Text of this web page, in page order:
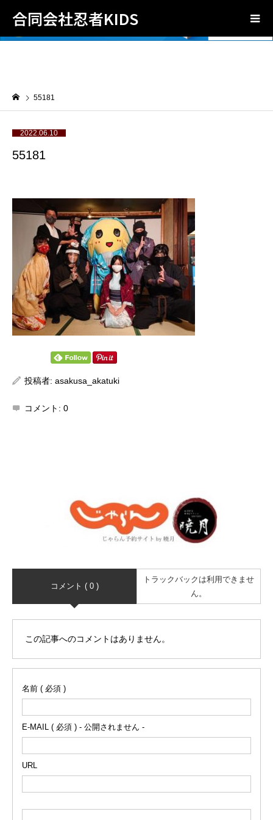
合同会社忍者KIDS
55181
2022.06.10
55181
投稿者: asakusa_akatuki
コメント: 0
コメント ( 0 )
トラックバックは利用できませ
ん。
この記事へのコメントはありません。
名前 ( 必須 )
E-MAIL ( 必須 ) - 公開されません -
URL